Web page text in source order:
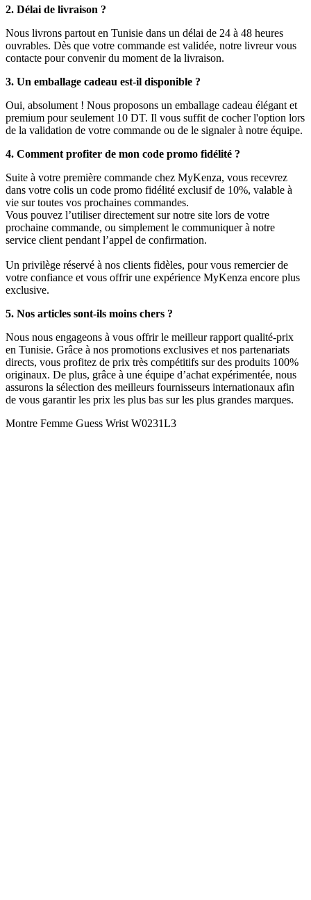
2. Délai de livraison ?
Nous livrons partout en Tunisie dans un délai de 24 à 48 heures
ouvrables. Dès que votre commande est validée, notre livreur vous
contacte pour convenir du moment de la livraison.
3. Un emballage cadeau est-il disponible ?
Oui, absolument ! Nous proposons un emballage cadeau élégant et
premium pour seulement 10 DT. Il vous suffit de cocher l'option lors
de la validation de votre commande ou de le signaler à notre équipe.
4. Comment profiter de mon code promo fidélité ?
Suite à votre première commande chez MyKenza, vous recevrez
dans votre colis un code promo fidélité exclusif de 10%, valable à
vie sur toutes vos prochaines commandes.
Vous pouvez l’utiliser directement sur notre site lors de votre
prochaine commande, ou simplement le communiquer à notre
service client pendant l’appel de confirmation.
Un privilège réservé à nos clients fidèles, pour vous remercier de
votre confiance et vous offrir une expérience MyKenza encore plus
exclusive.
5. Nos articles sont-ils moins chers ?
Nous nous engageons à vous offrir le meilleur rapport qualité-prix
en Tunisie. Grâce à nos promotions exclusives et nos partenariats
directs, vous profitez de prix très compétitifs sur des produits 100%
originaux. De plus, grâce à une équipe d’achat expérimentée, nous
assurons la sélection des meilleurs fournisseurs internationaux afin
de vous garantir les prix les plus bas sur les plus grandes marques.
Montre Femme Guess Wrist W0231L3